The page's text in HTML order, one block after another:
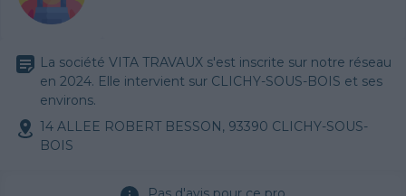
La société VITA TRAVAUX s'est inscrite sur notre réseau
en 2024. Elle intervient sur CLICHY-SOUS-BOIS et ses
environs.
14 ALLEE ROBERT BESSON, 93390 CLICHY-SOUS-
BOIS